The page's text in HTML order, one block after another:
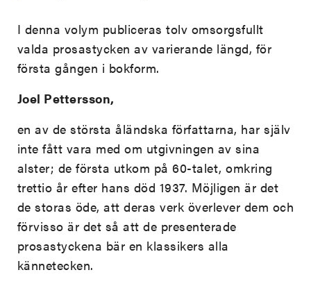
I denna volym publiceras tolv omsorgsfullt
valda prosastycken av varierande längd, för
första gången i bokform.
Joel Pettersson,
en av de största åländska författarna, har själv
inte fått vara med om utgivningen av sina
alster; de första utkom på 60-talet, omkring
trettio år efter hans död 1937. Möjligen är det
de storas öde, att deras verk överlever dem och
förvisso är det så att de presenterade
prosastyckena bär en klassikers alla
kännetecken.